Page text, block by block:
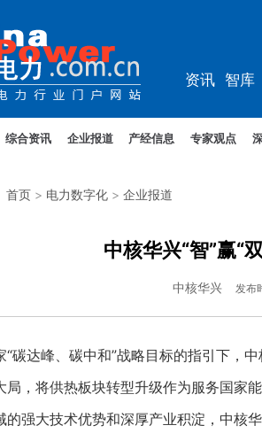
资讯 智库
综合资讯 企业报道 产经信息 专家观点
首页 > 电力数字化 > 企业报道
中核华兴“智”赢“
中核华兴 发布
达峰、碳中和”战略目标的指引下，中
局，将供热板块转型升级作为服务国家
的强大技术优势和深厚产业积淀，中核